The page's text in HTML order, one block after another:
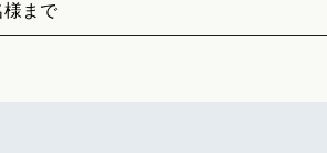
まで